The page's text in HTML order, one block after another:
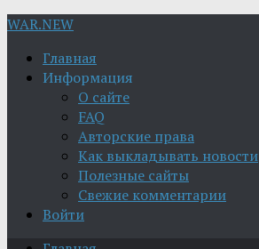
WAR.NEW
Главная
Информация
О сайте
FAQ
Авторские права
Как выкладывать новости
Полезные сайты
Свежие комментарии
Войти